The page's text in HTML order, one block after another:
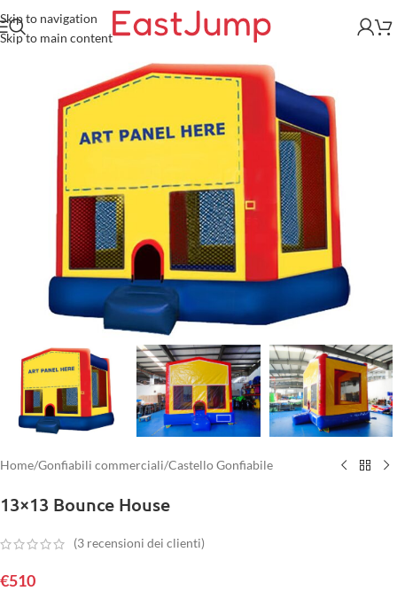
Skip to navigation
Skip to main content
Home/Gonfiabili commerciali/Castello Gonfiabile
13×13 Bounce House
(3 recensioni dei clienti)
€510